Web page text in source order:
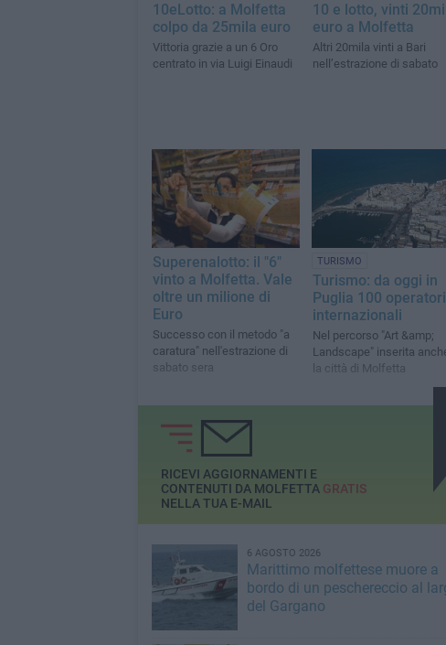
10eLotto: a Molfetta
colpo da 25mila euro
Vittoria grazie a un 6 Oro
centrato in via Luigi Einaudi
10 e lotto, vinti
euro a Molfetta
Altri 20mila vinti a Bari
nell’estrazione di sabato
Superenalotto: il "6"
vinto a Molfetta. Vale
oltre un milione di
Euro
Successo con il metodo "a
caratura" nell'estrazione di
sabato sera
TURISMO
Turismo: da oggi in
Puglia 100 operatori
internazionali
Nel percorso "Art &amp;
Landscape" inserita
la città di Molfetta
RICEVI AGGIORNAMENTI E
CONTENUTI DA MOLFETTA GRATIS
NELLA TUA E-MAIL
6 AGOSTO 2026
Marittimo molfettese muore a
bordo di un peschereccio al
del Gargano